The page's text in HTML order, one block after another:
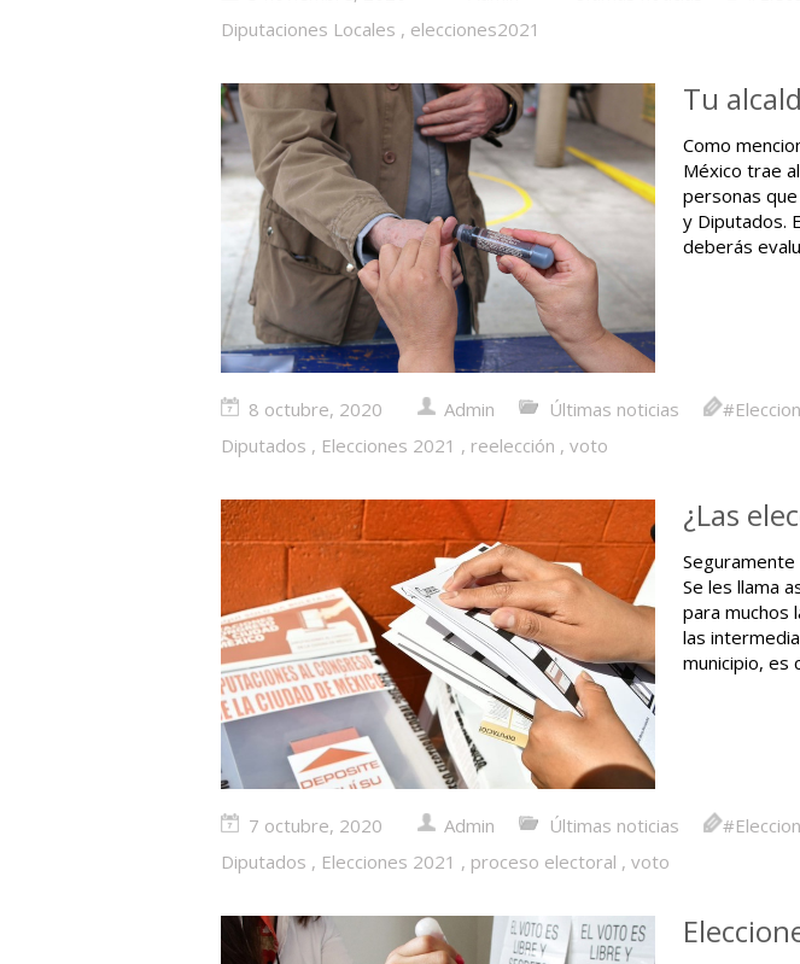
Diputaciones Locales , elecciones2021
Tu
Como
México trae
personas
y Diputados.
deberás
8 octubre, 2020 Admin Últimas noticias
Diputados , Elecciones 2021 , reelección , voto
¿Las
Seguramente
Se les llama
para muchos
las
municipio, es
7 octubre, 2020 Admin Últimas noticias
Diputados , Elecciones 2021 , proceso electoral , voto